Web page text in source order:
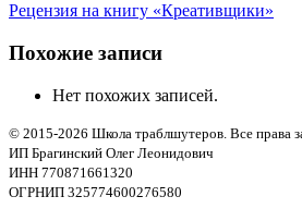
Рецензия на книгу «Креативщики»
Похожие записи
Нет похожих записей.
© 2015-2026 Школа траблшутеров. Все права
ИП Брагинский Олег Леонидович
ИНН 770871661320
ОГРНИП 325774600276580